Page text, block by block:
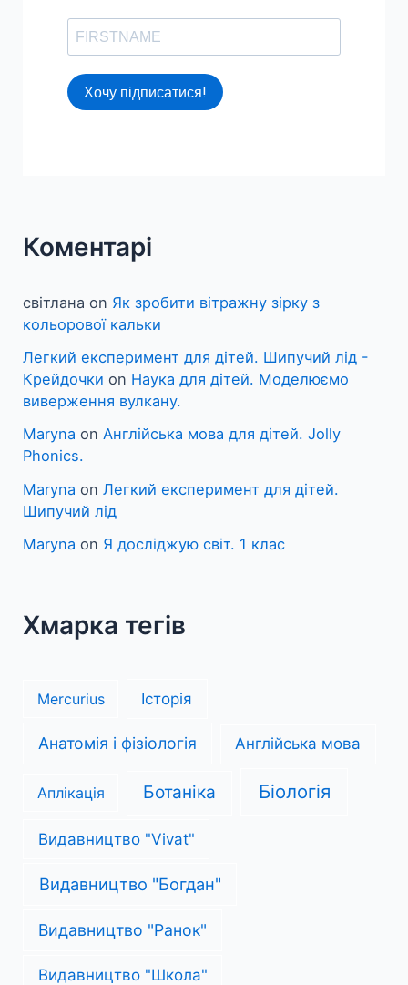
Хочу підписатися!
Коментарі
світлана on Як зробити вітражну зірку з
кольорової кальки
Легкий експеримент для дітей. Шипучий лід -
Крейдочки on Наука для дітей. Моделюємо
виверження вулкану.
Maryna onАнглійська мова для дітей. Jolly
Phonics.
Maryna onЛегкий експеримент для дітей.
Шипучий лід
Maryna on Я досліджую світ. 1 клас
Хмарка тегів
Mercurius Історія
Анатомія і фізіологія Англійська мова
Аплікація Ботаніка Біологія
Видавництво "Vivat"
Видавництво "Богдан"
Видавництво "Ранок"
Видавництво "Школа"